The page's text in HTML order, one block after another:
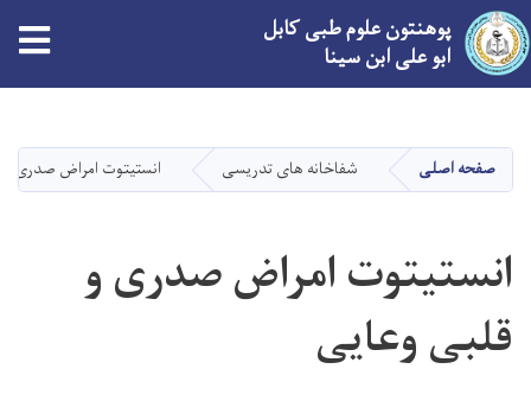
main
content
پوهنتون علوم طبی کابل
ابو علی ابن سینا
صفحه اصلی شفاخانه های تدریسی انستیتوت امراض صدری و
انستیتوت امراض صدری و
قلبی وعایی